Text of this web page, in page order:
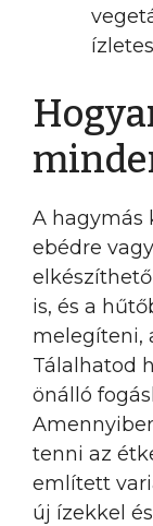
A hagymás
ebédre
is, és a
melegíteni,
Tálalhatod
önálló
tenni az
említett
új ízekkel